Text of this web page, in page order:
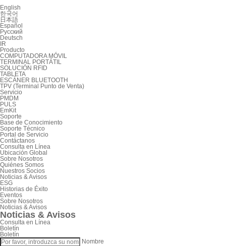
English
한국어
日本語
Español
Русский
Deutsch
IR
Producto
COMPUTADORA MÓVIL
TERMINAL PORTÁTIL
SOLUCIÓN RFID
TABLETA
ESCÁNER BLUETOOTH
TPV (Terminal Punto de Venta)
Servicio
PMDM
PULS
EmKit
Soporte
Base de Conocimiento
Soporte Técnico
Portal de Servicio
Contáctanos
Consulta en Línea
Ubicación Global
Sobre Nosotros
Quiénes Somos
Nuestros Socios
Noticias & Avisos
ESG
Historias de Éxito
Eventos
Sobre Nosotros
Noticias & Avisos
Noticias & Avisos
Consulta en Línea
Boletín
Boletín
Nombre